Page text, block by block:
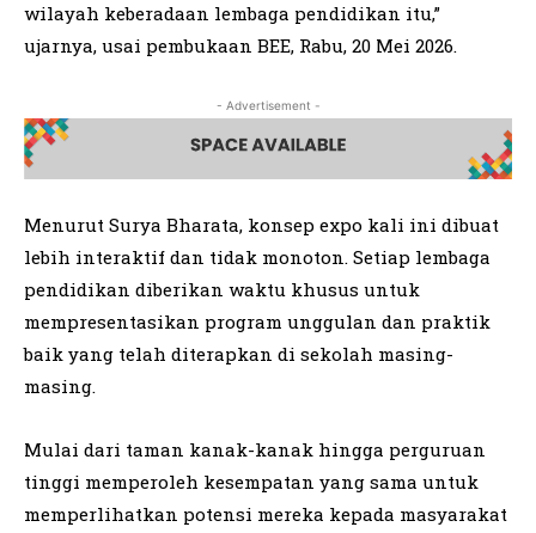
wilayah keberadaan lembaga pendidikan itu,”
ujarnya, usai pembukaan BEE, Rabu, 20 Mei 2026.
- Advertisement -
Menurut Surya Bharata, konsep expo kali ini dibuat
lebih interaktif dan tidak monoton. Setiap lembaga
pendidikan diberikan waktu khusus untuk
mempresentasikan program unggulan dan praktik
baik yang telah diterapkan di sekolah masing-
masing.
Mulai dari taman kanak-kanak hingga perguruan
tinggi memperoleh kesempatan yang sama untuk
memperlihatkan potensi mereka kepada masyarakat